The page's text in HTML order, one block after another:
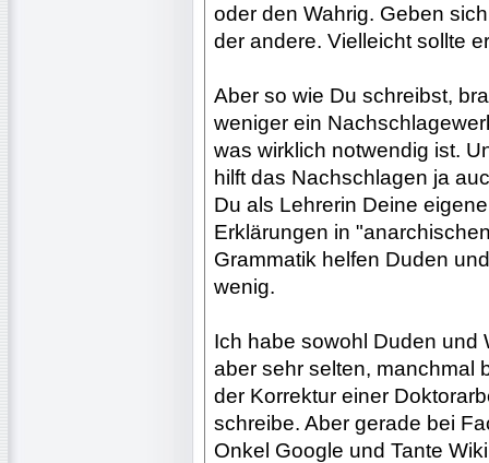
oder den Wahrig. Geben
der andere. Vielleicht sollte
Aber so wie Du schreibst,
weniger ein
was wirklich notwendig ist.
hilft das Nachschlagen ja
Du als Lehrerin Deine
Erklärungen in
Grammatik helfen Duden
wenig.
Ich habe sowohl Duden und
aber sehr selten, manchmal
der Korrektur einer
schreibe. Aber gerade bei
Onkel Google und Tante